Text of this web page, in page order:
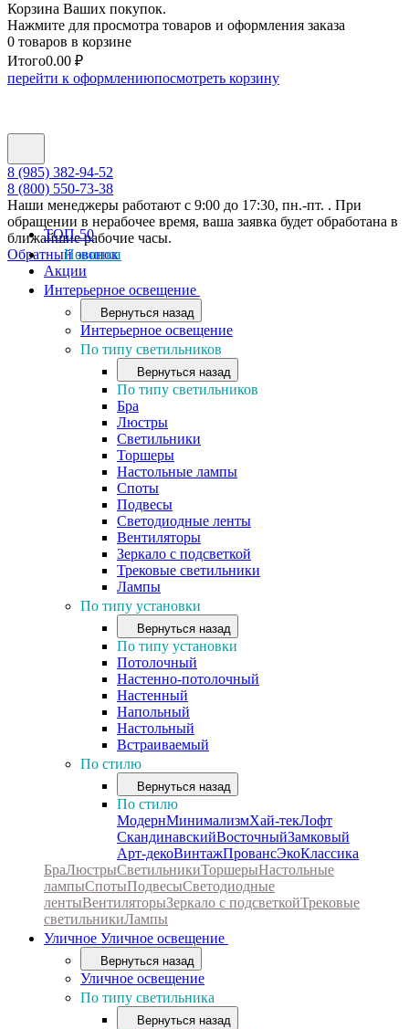
Корзина Ваших покупок.
Нажмите для просмотра товаров и оформления заказа
0 товаров в корзине
Итого0.00 ₽
перейти к оформлениюпосмотреть корзину
8 (985) 382-94-52
8 (800) 550-73-38
Наши менеджеры работают с 9:00 до 17:30, пн.-пт. . При
обращении в нерабочее время, ваша заявка будет обработана в
ближайшие рабочие часы.
Обратный звонок
ТОП-50
Новинки
Акции
Интерьерное освещение
Вернуться назад
Интерьерное освещение
По типу светильников
Вернуться назад
По типу светильников
Бра
Люстры
Светильники
Торшеры
Настольные лампы
Споты
Подвесы
Светодиодные ленты
Вентиляторы
Зеркало с подсветкой
Трековые светильники
Лампы
По типу установки
Вернуться назад
По типу установки
Потолочный
Настенно-потолочный
Настенный
Напольный
Настольный
Встраиваемый
По стилю
Вернуться назад
По стилю
МодернМинимализмХай-текЛофт
СкандинавскийВосточныйЗамковый
Арт-декоВинтажПровансЭкоКлассика
БраЛюстрыСветильникиТоршерыНастольные
лампыСпотыПодвесыСветодиодные
лентыВентиляторыЗеркало с подсветкойТрековые
светильникиЛампы
Уличное Уличное освещение
Вернуться назад
Уличное освещение
По типу светильника
Вернуться назад